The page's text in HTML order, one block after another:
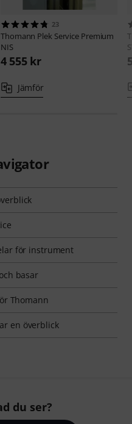
23
Thomann Plek Service Premium
NIS
4 555 kr
Jämför
för instrument
basar
Thomann
en överblick
du ser?